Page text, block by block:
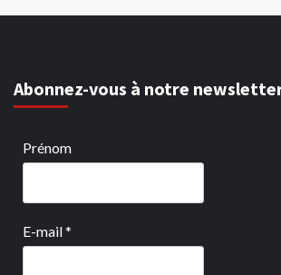
Abonnez-vous à notre
Prénom
E-mail*